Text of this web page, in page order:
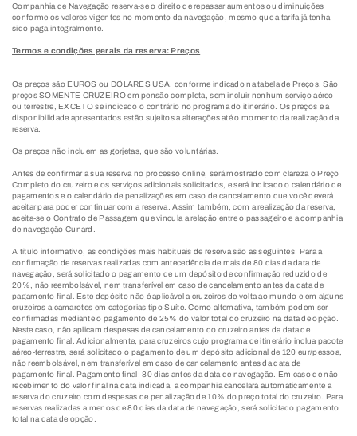
Companhia de Navegação reserva-se o direito de repassar aumentos ou diminuições
conforme os valores vigentes no momento da navegação, mesmo que a tarifa já tenha
sido paga integralmente.
Termos e condições gerais da reserva: Preços
Os preços são EUROS ou DÓLARES USA, conforme indicado na tabela de Preços. São
preços SOMENTE CRUZEIRO em pensão completa, sem incluir nenhum serviço aéreo
ou terrestre, EXCETO se indicado o contrário no programa do itinerário. Os preços e a
disponibilidade apresentados estão sujeitos a alterações até o momento da realização da
reserva.
Os preços não incluem as gorjetas, que são voluntárias.
Antes de confirmar a sua reserva no processo online, será mostrado com clareza o Preço
Completo do cruzeiro e os serviços adicionais solicitados, e será indicado o calendário de
pagamentos e o calendário de penalizações em caso de cancelamento que você deverá
aceitar para poder continuar com a reserva. Assim também, com a realização da reserva,
aceita-se o Contrato de Passagem que vincula a relação entre o passageiro e a companhia
de navegação Cunard.
A título informativo, as condições mais habituais de reserva são as seguintes: Para a
confirmação de reservas realizadas com antecedência de mais de 80 dias da data de
navegação, será solicitado o pagamento de um depósito de confirmação reduzido de
20%, não reembolsável, nem transferível em caso de cancelamento antes da data de
pagamento final. Este depósito não é aplicável a cruzeiros de volta ao mundo e em alguns
cruzeiros a camarotes em categorias tipo Suíte. Como alternativa, também podem ser
confirmadas mediante o pagamento de 25% do valor total do cruzeiro na data de opção.
Neste caso, não aplicam despesas de cancelamento do cruzeiro antes da data de
pagamento final. Adicionalmente, para cruzeiros cujo programa de itinerário inclua pacote
aéreo-terrestre, será solicitado o pagamento de um depósito adicional de 120 eur/pessoa,
não reembolsável, nem transferível em caso de cancelamento antes da data de
pagamento final. Pagamento final: 80 dias antes da data de navegação. Em caso de não
recebimento do valor final na data indicada, a companhia cancelará automaticamente a
reserva do cruzeiro com despesas de penalização de 10% do preço total do cruzeiro. Para
reservas realizadas a menos de 80 dias da data de navegação, será solicitado pagamento
total na data de opção.